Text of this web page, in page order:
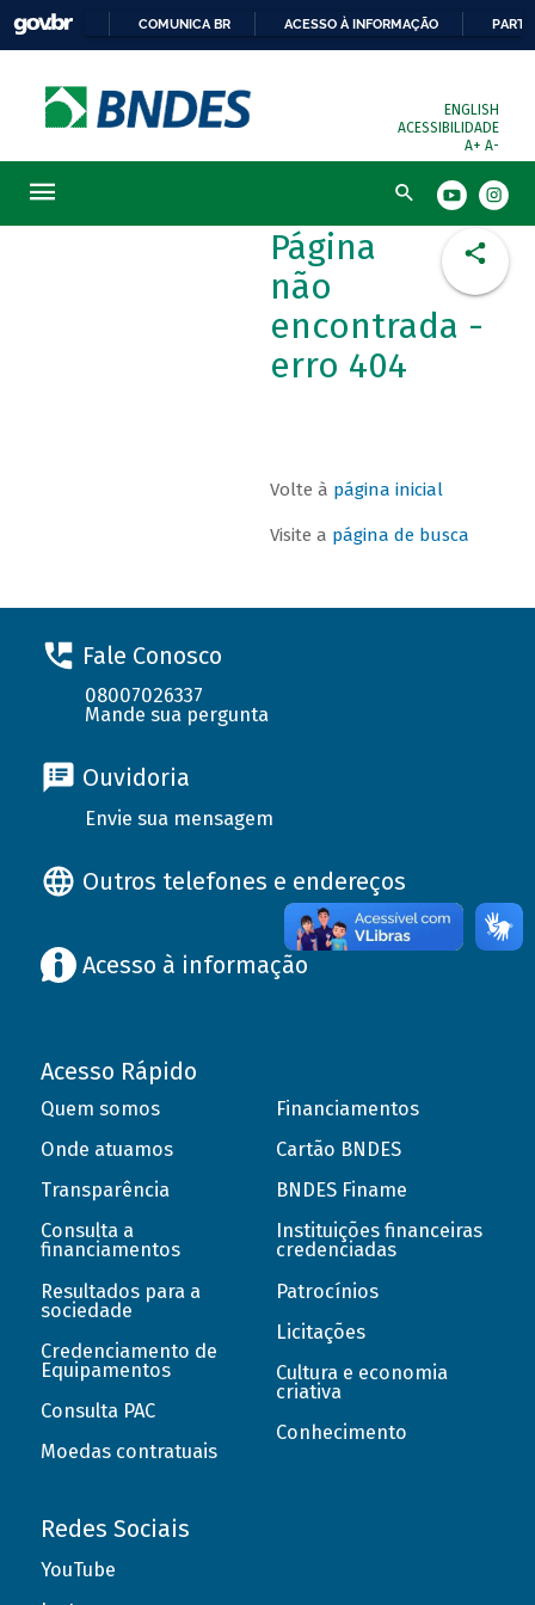
COMUNICA BR ACESSO À INFORMAÇÃO
ENGLISH
ACESSIBILIDADE
A+ A-
Busca
Página
não
encontrada -
erro 404
Volte à página inicial
Visite a página de busca
Fale Conosco
08007026337
Mande sua pergunta
Ouvidoria
Envie sua mensagem
Outros telefones e endereços
Acesso à informação
Acesso Rápido
Quem somos
Onde atuamos
Transparência
Consulta a
financiamentos
Resultados para a
sociedade
Credenciamento de
Equipamentos
Consulta PAC
Moedas contratuais
Financiamentos
Cartão BNDES
BNDES Finame
Instituições financeiras
credenciadas
Patrocínios
Licitações
Cultura e economia
criativa
Conhecimento
Redes Sociais
YouTube